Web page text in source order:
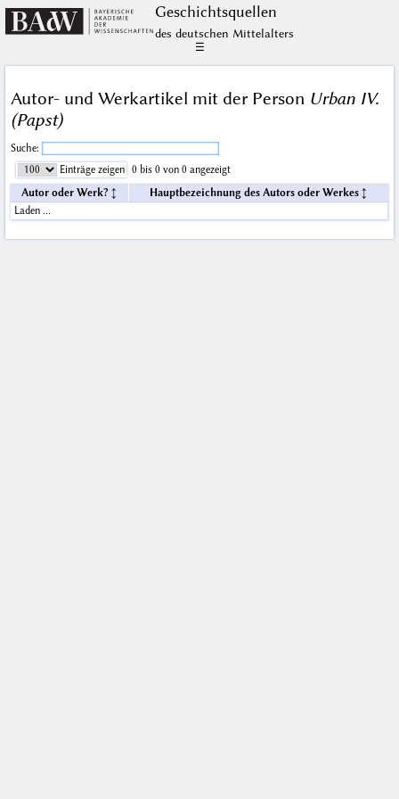
Geschichts­quellen
des deutschen Mittelalters
☰
Autor- und Werkartikel mit der Person Urban IV.
(Papst)
Suche:
Einträge zeigen
0 bis 0 von 0 angezeigt
Autor oder Werk?
Hauptbezeichnung des Autors oder Werkes
Laden …